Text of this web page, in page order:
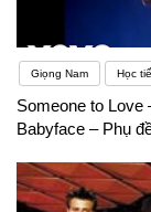
Giọng Nam Học
Someone to
Babyface – Phụ